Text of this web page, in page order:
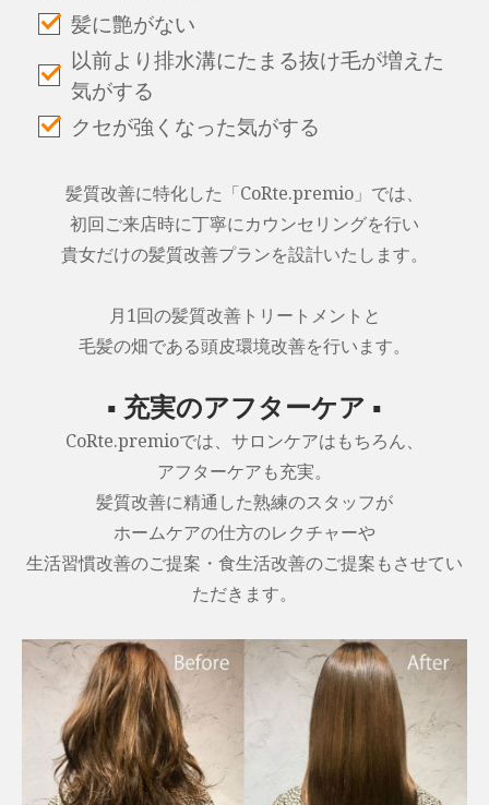
髪に艶がない
以前より排水溝にたまる抜け毛が増えた
気がする
クセが強くなった気がする
髪質改善に特化した「CoRte.premio」では、
初回ご来店時に丁寧にカウンセリングを行い
貴女だけの髪質改善プランを設計いたします。
月1回の髪質改善トリートメントと
毛髪の畑である頭皮環境改善を行います。
▪ 充実のアフターケア ▪
CoRte.premioでは、サロンケアはもちろん、
アフターケアも充実。
髪質改善に精通した熟練のスタッフが
ホームケアの仕方のレクチャーや
生活習慣改善のご提案・食生活改善のご提案もさせてい
ただきます。